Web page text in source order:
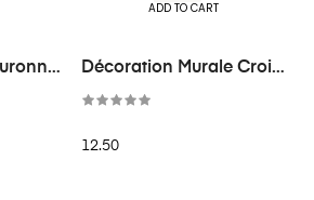
ADD TO CART
Décoration Murale Croix
Doré
12.50